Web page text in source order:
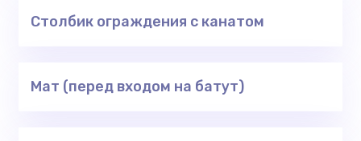
Столбик ограждения с канатом
Мат (перед входом на батут)